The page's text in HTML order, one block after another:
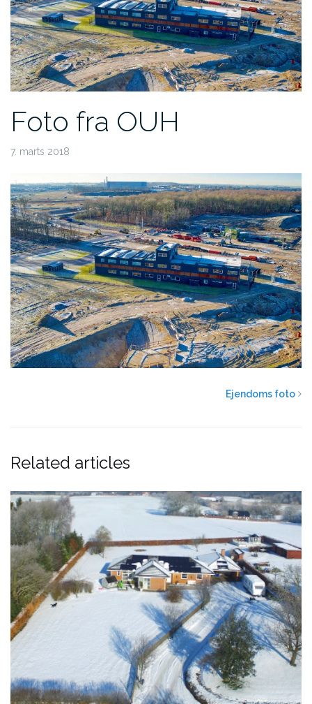
Foto fra OUH
7. marts 2018
Ejendoms foto
Related articles